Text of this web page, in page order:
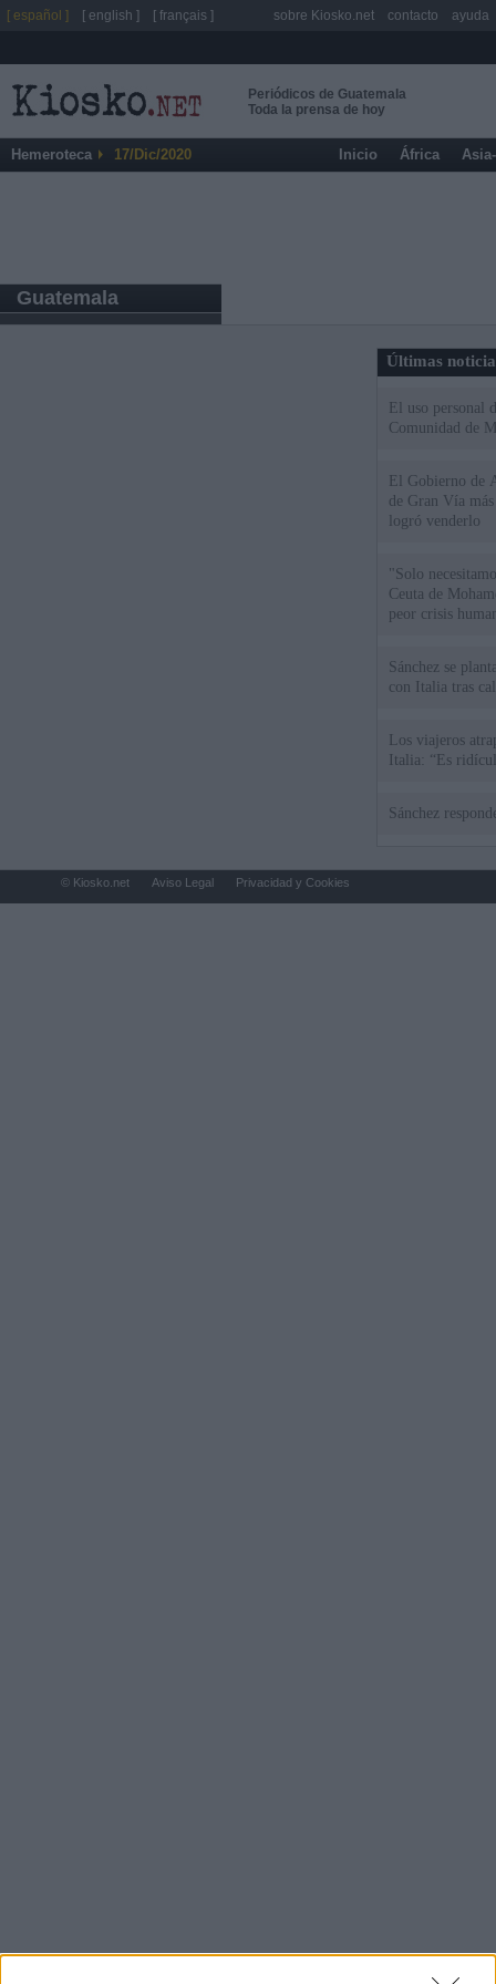
Periódicos de Guatemala
Toda la prensa de hoy
Hemeroteca 17/Dic/2020 Inicio África
Guatemala
Últimas
El uso personal
Comunidad de
El Gobierno de
de Gran Vía
logró venderlo
"Solo
Ceuta de
peor crisis
Sánchez se
con Italia tras
Los viajeros
Italia: “Es
Sánchez
[ español ] [ english ] [ français ] sobre Kiosko.net contacto ayuda
© Kiosko.net Aviso Legal Privacidad y Cookies